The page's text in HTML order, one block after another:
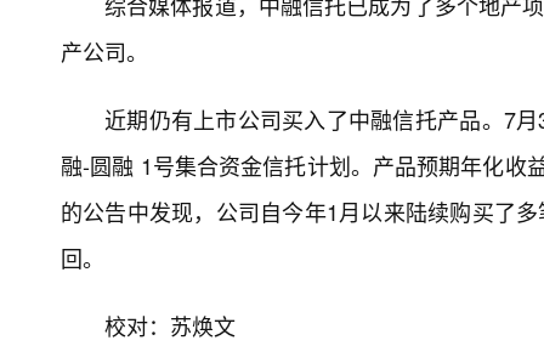
产公司。
近期仍有上市公司买入了中融信托产品。7
融-圆融 1号集合资金信托计划。产品预期年化收
的公告中发现，公司自今年1月以来陆续购买了
回。
校对：苏焕文